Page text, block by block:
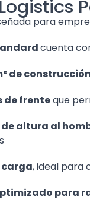
para
cuenta
de
de frenteque
de altura al
carga, ideal para
para